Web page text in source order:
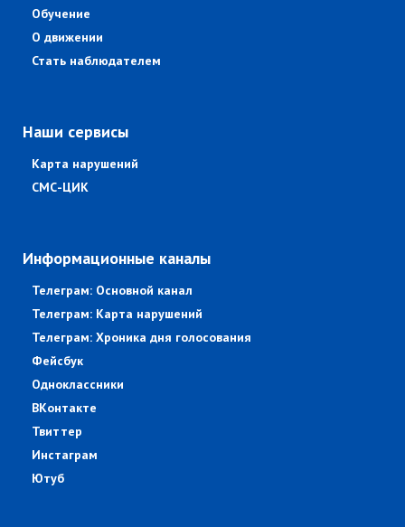
Обучение
О движении
Стать наблюдателем
Наши сервисы
Карта нарушений
СМС-ЦИК
Информационные каналы
Телеграм: Основной канал
Телеграм: Карта нарушений
Телеграм: Хроника дня голосования
Фейсбук
Одноклассники
ВКонтакте
Твиттер
Инстаграм
Ютуб